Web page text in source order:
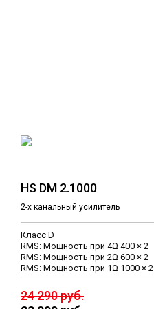
HS DM 2.1000
2-х канальный усилитель
Класс D
RMS: Мощность при 4Ω 400 × 2
RMS: Мощность при 2Ω 600 × 2
RMS: Мощность при 1Ω 1000 × 2
24 290 руб.